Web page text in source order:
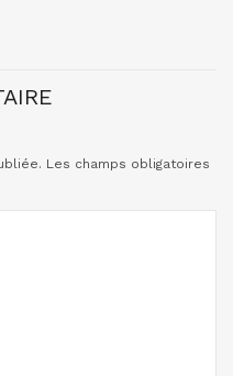
Les champs obligatoires